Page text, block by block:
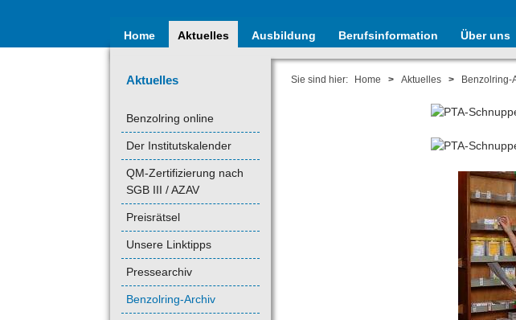
Home Aktuelles Ausbildung Berufsinformation Über uns
Aktuelles
Benzolring online
Der Institutskalender
QM-Zertifizierung nach
SGB III / AZAV
Preisrätsel
Unsere Linktipps
Pressearchiv
Benzolring-Archiv
Sie sind hier: Home > Aktuelles > Benzolring-